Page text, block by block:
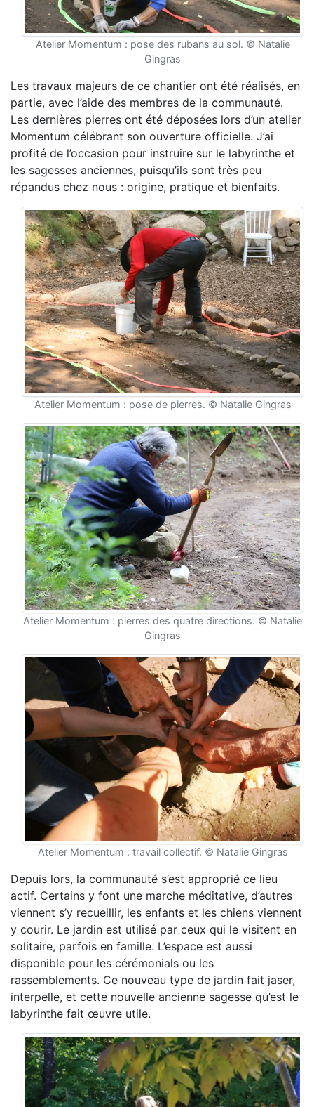
Atelier Momentum : pose des rubans au sol. © Natalie
Gingras
Les travaux majeurs de ce chantier ont été réalisés, en
partie, avec l’aide des membres de la communauté.
Les dernières pierres ont été déposées lors d’un atelier
Momentum célébrant son ouverture officielle. J’ai
profité de l’occasion pour instruire sur le labyrinthe et
les sagesses anciennes, puisqu’ils sont très peu
répandus chez nous : origine, pratique et bienfaits.
Atelier Momentum : pose de pierres. © Natalie Gingras
Atelier Momentum : pierres des quatre directions. © Natalie
Gingras
Atelier Momentum : travail collectif. © Natalie Gingras
Depuis lors, la communauté s’est approprié ce lieu
actif. Certains y font une marche méditative, d’autres
viennent s’y recueillir, les enfants et les chiens viennent
y courir. Le jardin est utilisé par ceux qui le visitent en
solitaire, parfois en famille. L’espace est aussi
disponible pour les cérémonials ou les
rassemblements. Ce nouveau type de jardin fait jaser,
interpelle, et cette nouvelle ancienne sagesse qu’est le
labyrinthe fait œuvre utile.